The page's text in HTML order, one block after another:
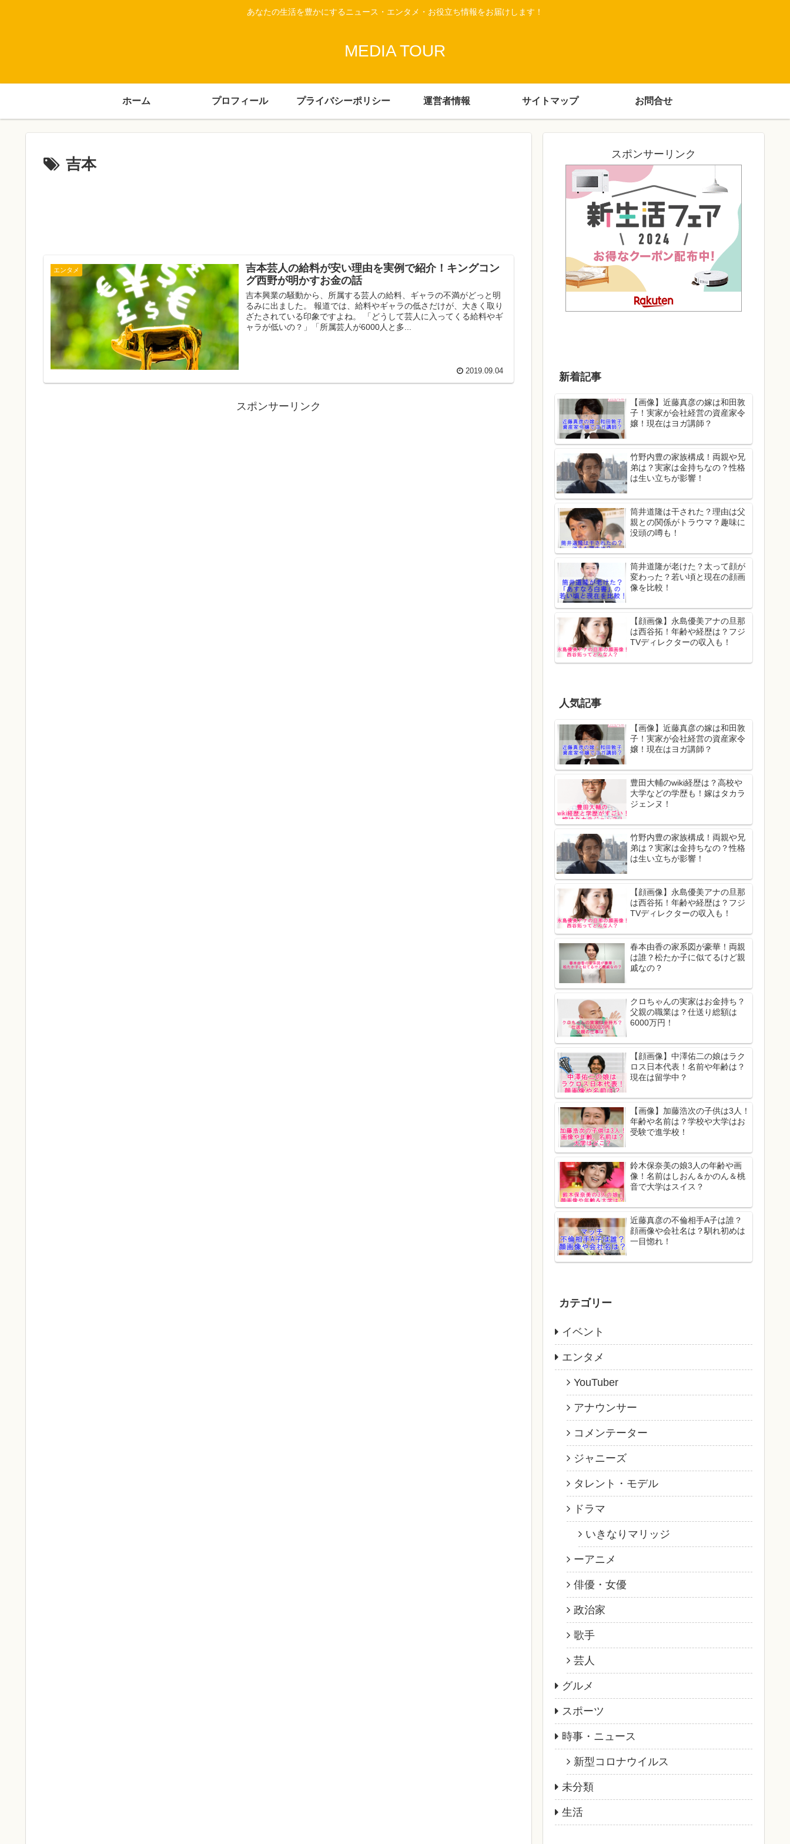
あなたの生活を豊かにするニュース・エンタメ・お役立ち情報をお届けします！
MEDIA TOUR
ホーム プロフィール プライバシーポリシー 運営者情報 サイトマップ お問合せ
吉本
エンタメ
吉本芸人の給料が安い理由を実例で紹介！キングコン
グ西野が明かすお金の話
吉本興業の騒動から、所属する芸人の給料、ギャラの不満がどっと明
るみに出ました。 報道では、給料やギャラの低さだけが、大きく取り
ざたされている印象ですよね。 「どうして芸人に入ってくる給料やギ
ャラが低いの？」「所属芸人が6000人と多...
2019.09.04
スポンサーリンク
スポンサーリンク
新着記事
【画像】近藤真彦の嫁は和田敦
子！実家が会社経営の資産家令
嬢！現在はヨガ講師？
竹野内豊の家族構成！両親や兄
弟は？実家は金持ちなの？性格
は生い立ちが影響！
筒井道隆は干された？理由は父
親との関係がトラウマ？趣味に
没頭の噂も！
筒井道隆が老けた？太って顔が
変わった？若い頃と現在の顔画
像を比較！
【顔画像】永島優美アナの旦那
は西谷拓！年齢や経歴は？フジ
TVディレクターの収入も！
人気記事
【画像】近藤真彦の嫁は和田敦
子！実家が会社経営の資産家令
嬢！現在はヨガ講師？
豊田大輔のwiki経歴は？高校や
大学などの学歴も！嫁はタカラ
ジェンヌ！
竹野内豊の家族構成！両親や兄
弟は？実家は金持ちなの？性格
は生い立ちが影響！
【顔画像】永島優美アナの旦那
は西谷拓！年齢や経歴は？フジ
TVディレクターの収入も！
春本由香の家系図が豪華！両親
は誰？松たか子に似てるけど親
戚なの？
クロちゃんの実家はお金持ち？
父親の職業は？仕送り総額は
6000万円！
【顔画像】中澤佑二の娘はラク
ロス日本代表！名前や年齢は？
現在は留学中？
【画像】加藤浩次の子供は3人！
年齢や名前は？学校や大学はお
受験で進学校！
鈴木保奈美の娘3人の年齢や画
像！名前はしおん＆かのん＆桃
音で大学はスイス？
近藤真彦の不倫相手A子は誰？
顔画像や会社名は？馴れ初めは
一目惚れ！
カテゴリー
イベント
エンタメ
YouTuber
アナウンサー
コメンテーター
ジャニーズ
タレント・モデル
ドラマ
いきなりマリッジ
ーアニメ
俳優・女優
政治家
歌手
芸人
グルメ
スポーツ
時事・ニュース
新型コロナウイルス
未分類
生活